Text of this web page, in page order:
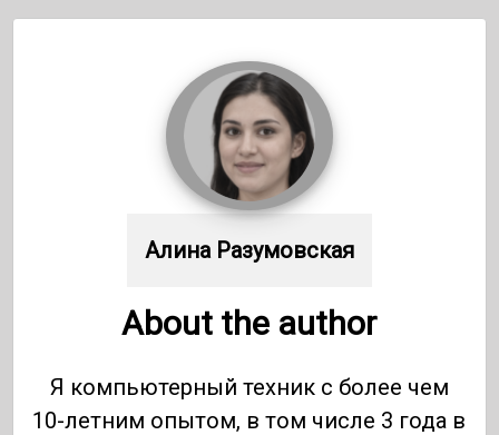
Алина Разумовская
About the author
Я компьютерный техник с более чем
10-летним опытом, в том числе 3 года в